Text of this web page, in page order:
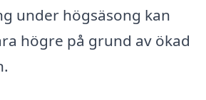
under högsäsong kan
högre på grund av ökad